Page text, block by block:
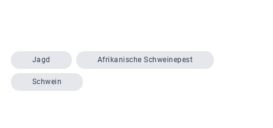
Jagd Afrikanische Schweinepest
Schwein